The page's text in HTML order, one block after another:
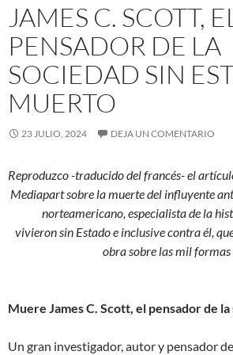
JAMES C. SCOTT, EL
PENSADOR DE LA
SOCIEDAD SIN
MUERTO
23 JULIO, 2024 DEJA UN COMENTARIO
Reproduzco -traducido del francés- el
Mediapart sobre la muerte del influyente
norteamericano, especialista de la
vivieron sin Estado e inclusive contra él,
obra sobre las mil formas
Muere James C. Scott, el pensador de
Un gran investigador, autor y pensador